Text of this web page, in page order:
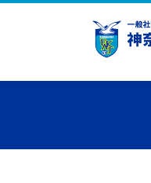
ツ
シ